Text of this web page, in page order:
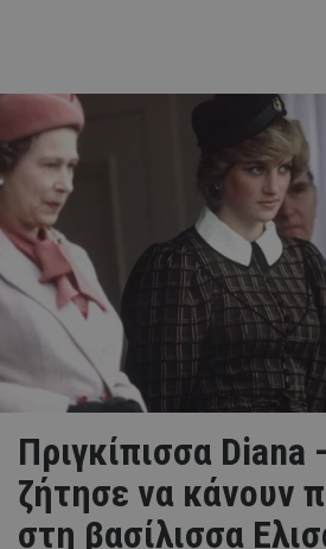
Πριγκίπισσα Diana
ζήτησε να κάνουν
στη βασίλισσα